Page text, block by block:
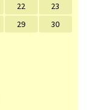
22
23
29
30